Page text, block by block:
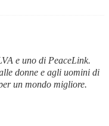
e uno di PeaceLink.
donne e agli uomini di
un mondo migliore.